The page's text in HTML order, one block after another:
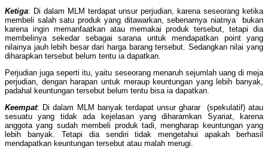
Ketiga: Di dalam MLM terdapat unsur perjudian, karena seseorang ketika
membeli salah satu produk yang ditawarkan, sebenarnya niatnya bukan
karena ingin memanfaatkan atau memakai produk tersebut, tetapi dia
membelinya sekedar sebagai sarana untuk mendapatkan point yang
nilainya jauh lebih besar dari harga barang tersebut. Sedangkan nilai yang
diharapkan tersebut belum tentu ia dapatkan.
Perjudian juga seperti itu, yaitu seseorang menaruh sejumlah uang di meja
perjudian, dengan harapan untuk meraup keuntungan yang lebih banyak,
padahal keuntungan tersebut belum tentu bisa ia dapatkan.
Keempat: Di dalam MLM banyak terdapat unsur gharar (spekulatif) atau
sesuatu yang tidak ada kejelasan yang diharamkan Syariat, karena
anggota yang sudah membeli produk tadi, mengharap keuntungan yang
lebih banyak. Tetapi dia sendiri tidak mengetahui apakah berhasil
mendapatkan keuntungan tersebut atau malah merugi.